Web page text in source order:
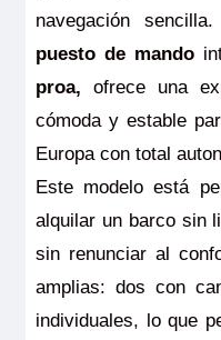
navegación
puesto de mando
proa, ofrece una
cómoda y estable
Europa con total
Este modelo está
alquilar un barco sin
sin renunciar al
amplias: dos con
individuales, lo que